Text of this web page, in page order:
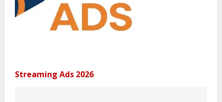
Streaming Ads 2026